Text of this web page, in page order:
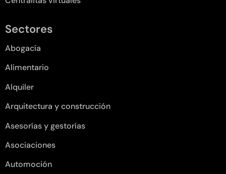
Sectores
Abogacía
Alimentario
Alquiler
Arquitectura y construcción
Asesorías y gestorías
Asociaciones
Automoción